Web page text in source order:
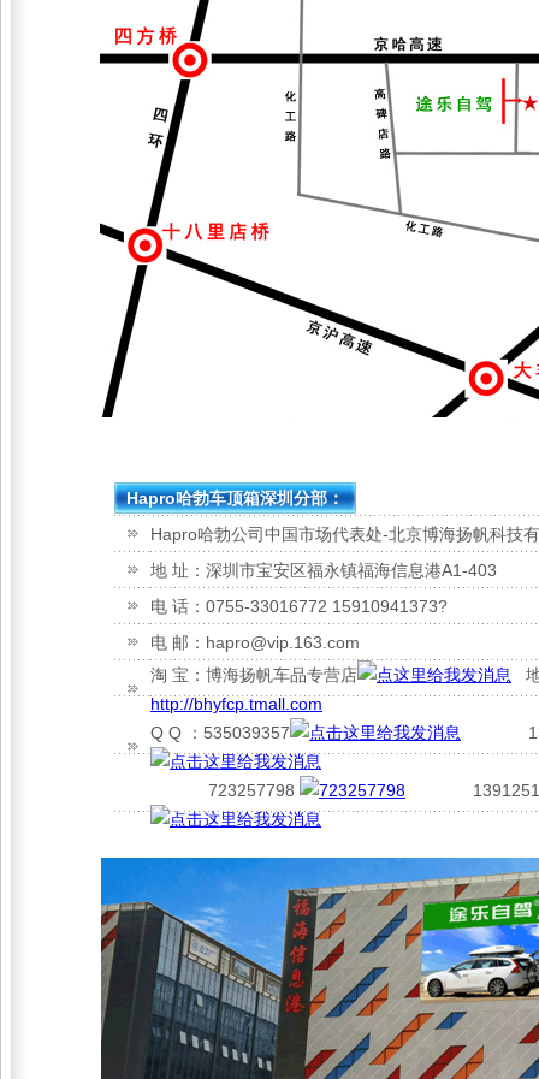
Hapro哈勃车顶箱深圳分部：
Hapro哈勃公司中国市场代表处-北京博海扬帆科技
地 址：深圳市宝安区福永镇福海信息港A1-403
电 话：0755-33016772 15910941373?
电 邮：hapro@vip.163.com
淘 宝：博海扬帆车品专营店
http://bhyfcp.tmall.com
Q Q ：535039357
723257798